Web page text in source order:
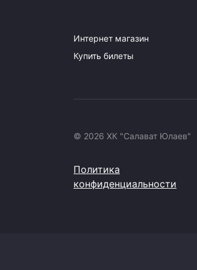
Интернет магазин
Купить билеты
© 2026 ХК "Салават Юлаев"
Политика
конфиденциальности